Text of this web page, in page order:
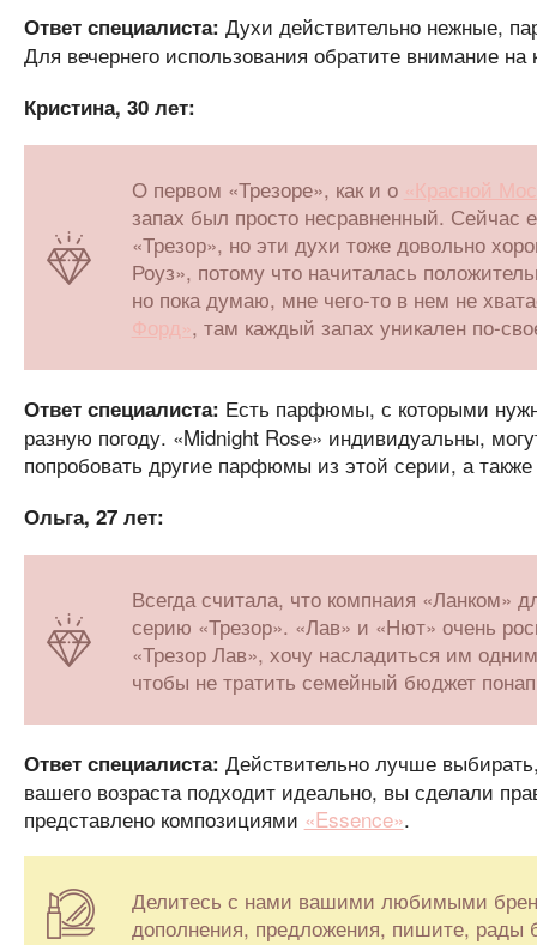
Ответ специалиста: Духи действительно нежные,
Для вечернего использования обратите внимание
Кристина, 30 лет:
О первом «Трезоре», как и о «Красной
запах был просто несравненный. Сейчас
«Трезор», но эти духи тоже довольно
Роуз», потому что начиталась
но пока думаю, мне чего-то в нем не
Форд», там каждый запах уникален по-
Ответ специалиста: Есть парфюмы, с которыми
разную погоду. «Midnight Rose» индивидуальны,
попробовать другие парфюмы из этой серии, а
Ольга, 27 лет:
Всегда считала, что компнаия «Ланком»
серию «Трезор». «Лав» и «Нют» очень
«Трезор Лав», хочу насладиться им
чтобы не тратить семейный бюджет
Ответ специалиста: Действительно лучше
вашего возраста подходит идеально, вы сделали
представлено композициями «Essence».
Делитесь с нами вашими любимыми
дополнения, предложения, пишите, рады